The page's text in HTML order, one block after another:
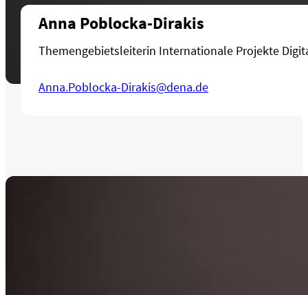
Anna Poblocka-Dirakis
Themengebietsleiterin Internationale Projekte
Anna.Poblocka-Dirakis@dena.de